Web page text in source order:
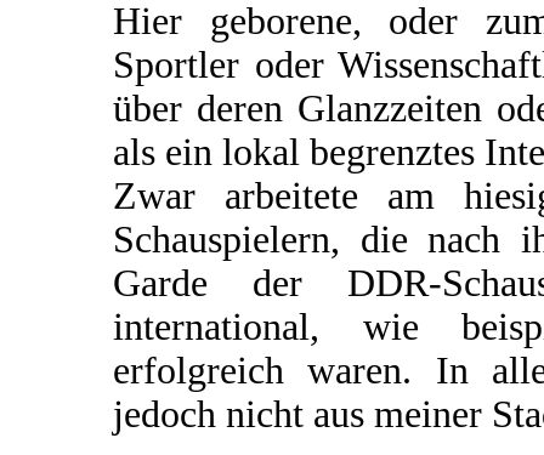
Hier geborene, oder
Sportler oder
über deren Glanzzeiten
als ein lokal begrenztes
Zwar arbeitete am
Schauspielern, die nach
Garde der DDR-
international, wie
erfolgreich waren. In
jedoch nicht aus meiner